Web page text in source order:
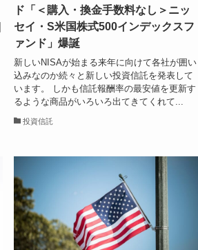
ド「＜購入・換金手数料なし＞ニッ
セイ・S米国株式500インデックスフ
ァンド」爆誕
新しいNISAが始まる来年に向けて各社が囲い
込みなのか続々と新しい投資信託を発表して
います。 しかも信託報酬率の最安値を更新す
るような商品がいろいろ出てきてくれて...
投資信託